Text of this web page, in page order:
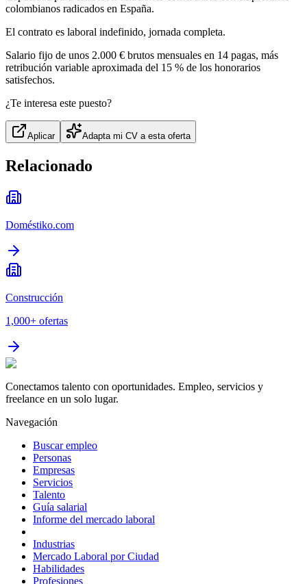
colombianos radicados en España.
El contrato es laboral indefinido, jornada completa.
Salario fijo de unos 2.000 € brutos mensuales en 14 pagas, más
retribución variable aproximada del 15 % de los honorarios
satisfechos.
¿Te interesa este puesto?
Aplicar Adapta mi CV a esta oferta
Relacionado
Doméstiko.com
Construcción
1,000+ ofertas
Conectamos talento con oportunidades. Empleo, servicios y
freelance en un solo lugar.
Navegación
Buscar empleo
Personas
Empresas
Servicios
Talento
Guía salarial
Informe del mercado laboral
Industrias
Mercado Laboral por Ciudad
Habilidades
Profesiones